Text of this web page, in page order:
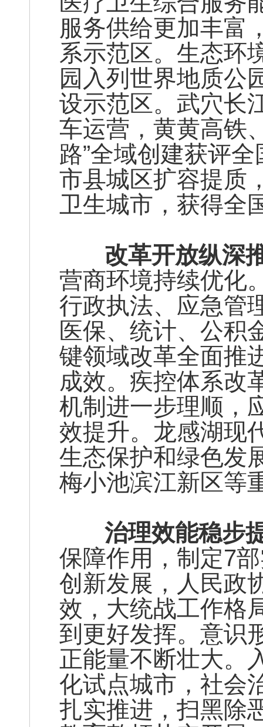
服务供给更加丰富
系示范区。生态环
园入列世界地质公
设示范区。武穴长
车运营，黄黄高铁
路”全域创建获评
市县城区扩容提质
卫生城市，获得全
改革开放纵深
营商环境持续优化
行政执法、应急管
医保、统计、公积
键领域改革全面推
成效。疾控体系改
机制进一步理顺，
效提升。龙感湖现
生态保护和绿色发
梅小池滨江新区等
治理效能稳步
保障作用，制定7
创新发展，人民政
效，大统战工作格
到更好发挥。意识
正能量不断壮大。
化试点城市，社会
扎实推进，扫黑除